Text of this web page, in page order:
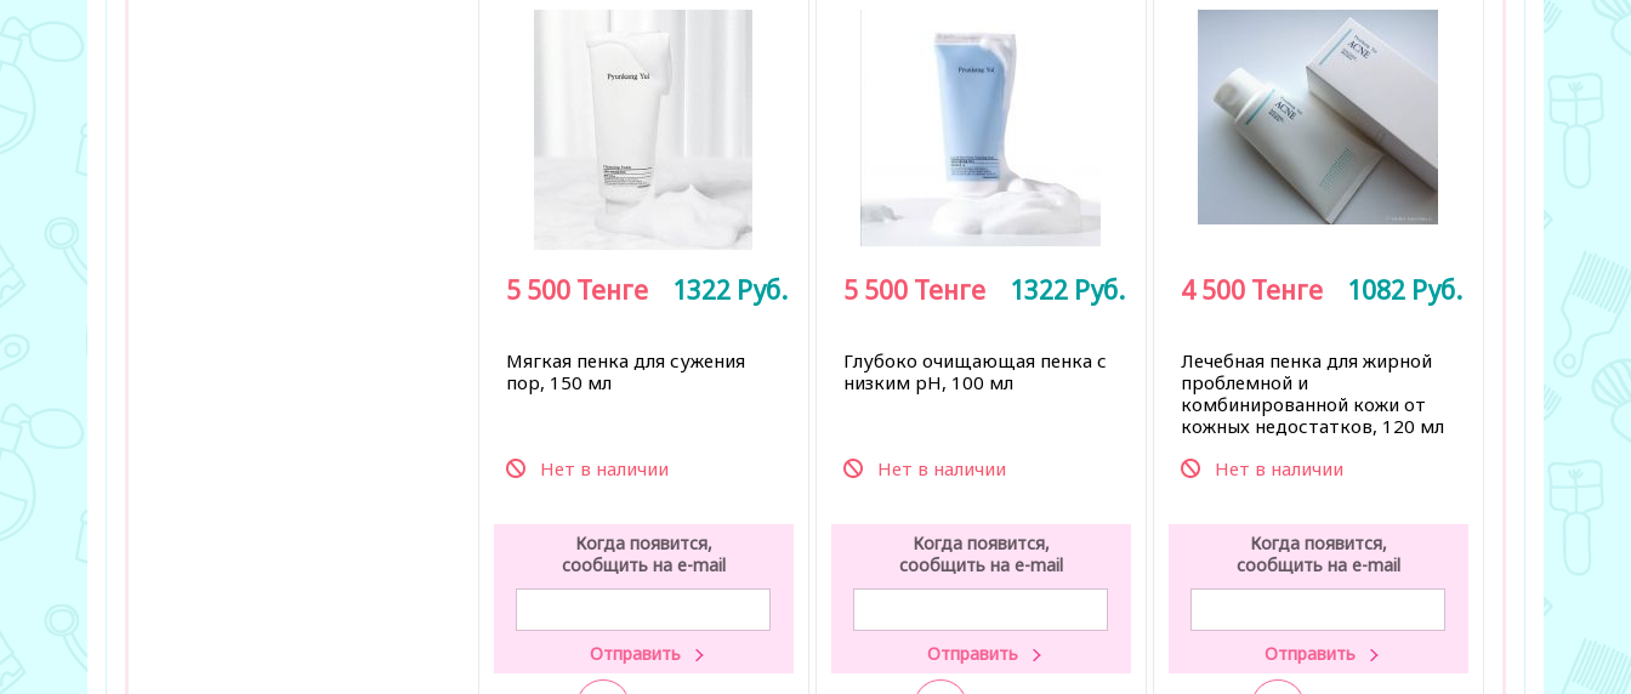
Мягкая пенка для сужения
пор, 150 мл
Нет в наличии
5 500 Тенге 1322 Руб.
Когда появится,
сообщить на e-mail
Глубоко очищающая пенка с
низким pH, 100 мл
Нет в наличии
5 500 Тенге 1322 Руб.
Когда появится,
сообщить на e-mail
Лечебная пенка для жирной
проблемной и
комбинированной кожи от
кожных недостатков, 120 мл
Нет в наличии
4 500 Тенге 1082 Руб.
Когда появится,
сообщить на e-mail